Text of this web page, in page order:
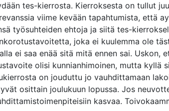
tes-kierrosta. Kierroksesta on tullut
viime kevään tapahtumista, että
työsuhteiden ehtoja ja siitä tes-
joka ei kuulemma ole
ei saa enää sitä mitä ennen sai.
olisi kunnianhimoinen, mutta
on jouduttu jo vauhdittamaan
osittain joulukuun lopussa. Jos
kasvaa.